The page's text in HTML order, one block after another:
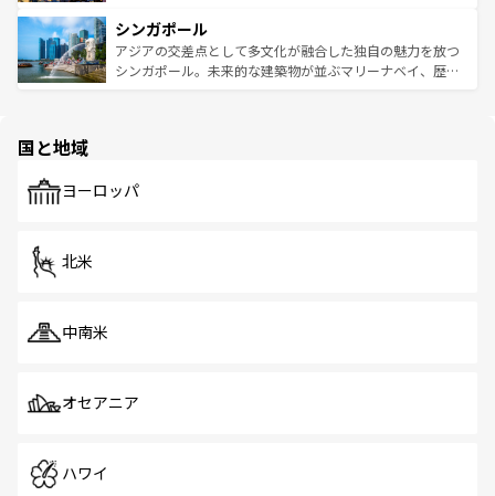
参照してほしい。
激する。気候は一年中温暖で、どの季節にも異なる楽しみ
が待っている。親しみやすいタイの人々、仏教を中心とし
た文化、そして多様な観光資源が、訪れる旅人を魅了し続
み、どこを訪れても感動するはず。観光スポットが密集し
ており、効率よく見どころを回れるのも魅力。息をのむよ
うな絶景から文化的な体験まで、香港を存分に楽しみ尽く
シンガポール
アジアの交差点として多文化が融合した独自の魅力を放つ
シンガポール。未来的な建築物が並ぶマリーナベイ、歴史
で、ホーカーズは地元の風情を楽しめる外せないスポット
国と地域
ヨーロッパ
北米
中南米
オセアニア
ハワイ